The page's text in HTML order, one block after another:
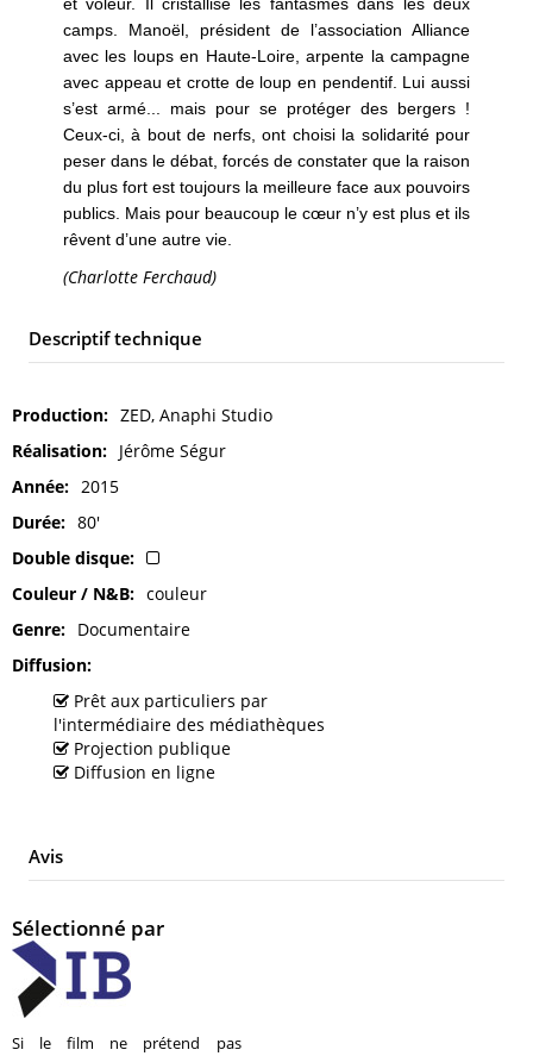
et voleur. Il cristallise les fantasmes dans les deux
camps. Manoël, président de l’association Alliance
avec les loups en Haute-Loire, arpente la campagne
avec appeau et crotte de loup en pendentif. Lui aussi
s’est armé... mais pour se protéger des bergers !
Ceux-ci, à bout de nerfs, ont choisi la solidarité pour
peser dans le débat, forcés de constater que la raison
du plus fort est toujours la meilleure face aux pouvoirs
publics. Mais pour beaucoup le cœur n’y est plus et ils
rêvent d’une autre vie.
(Charlotte Ferchaud)
Descriptif technique
Production
ZED, Anaphi Studio
Réalisation
Jérôme Ségur
Année
2015
Durée
80'
Double disque
Couleur / N&B
couleur
Genre
Documentaire
Diffusion
Prêt aux particuliers par
l'intermédiaire des médiathèques
Projection publique
Diffusion en ligne
Avis
Sélectionné par
Si le film ne prétend pas